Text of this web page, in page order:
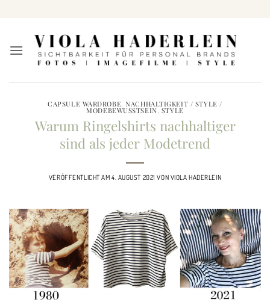
CAPSULE WARDROBE,NACHHALTIGKEIT / STYLE /
MODEBEWUSSTSEIN, STYLE
Warum Ringelshirts nachhaltiger
sind als jeder Modetrend
VERÖFFENTLICHT AM4. AUGUST 2021 VON VIOLA HADERLEIN